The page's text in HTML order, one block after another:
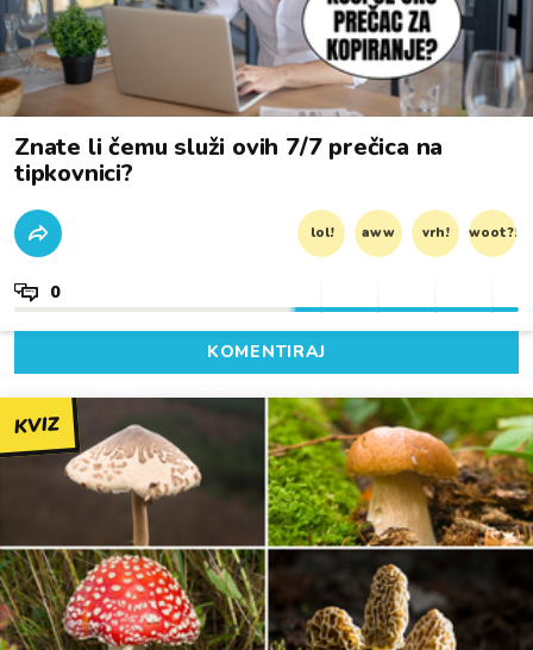
Znate li čemu služi ovih 7/7 prečica na
tipkovnici?
lol! aww vrh! woot?!
0
KOMENTIRAJ
KVIZ